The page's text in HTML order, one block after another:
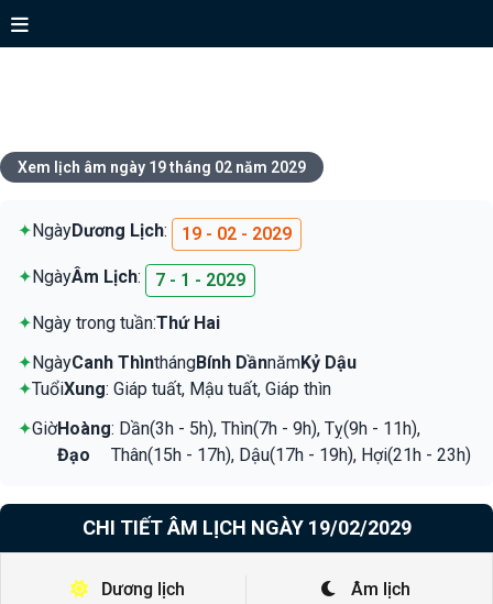
Xem lịch âm ngày 19 tháng 02 năm 2029
✦NgàyDương Lịch: 19 - 02 - 2029
✦NgàyÂm Lịch: 7 - 1 - 2029
✦Ngày trong tuần:Thứ Hai
✦NgàyCanh ThìnthángBính DầnnămKỷ Dậu
✦TuổiXung: Giáp tuất, Mậu tuất, Giáp thìn
✦GiờHoàng
Đạo
: Dần(3h - 5h), Thìn(7h - 9h), Tỵ(9h - 11h),
Thân(15h - 17h), Dậu(17h - 19h), Hợi(21h - 23h)
CHI TIẾT ÂM LỊCH NGÀY 19/02/2029
Dương lịch Âm lịch